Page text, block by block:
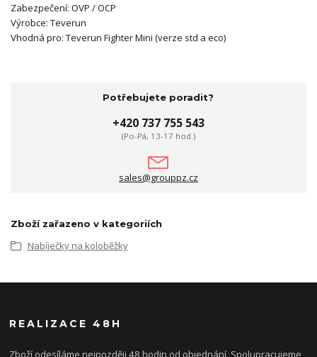
Zabezpečení: OVP / OCP
Výrobce: Teverun
Vhodná pro: Teverun Fighter Mini (verze std a eco)
Potřebujete poradit?
+420 737 755 543
(Po-Pá, 13-17 hod.)
sales@grouppz.cz
Zboží zařazeno v kategoriích
Nabíječky na koloběžky
REALIZACE 48H
Zboží odesíláme nejpozději 48 hodin od objednání. Spolupracujeme